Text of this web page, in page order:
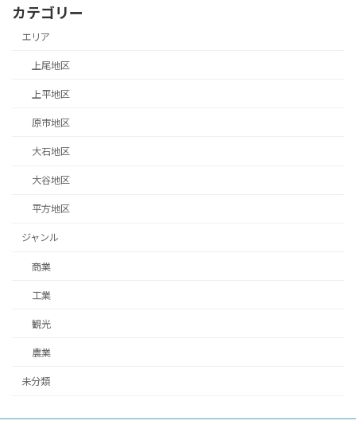
カテゴリー
エリア
上尾地区
上平地区
原市地区
大石地区
大谷地区
平方地区
ジャンル
商業
工業
観光
農業
未分類